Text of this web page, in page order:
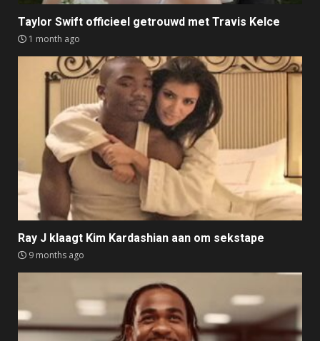
Taylor Swift officieel getrouwd met Travis Kelce
1 month ago
Ray J klaagt Kim Kardashian aan om sekstape
9 months ago